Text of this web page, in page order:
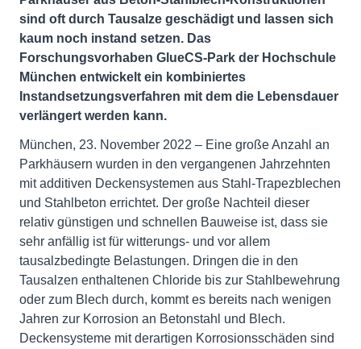
sind oft durch Tausalze geschädigt und lassen sich
kaum noch instand setzen. Das
Forschungsvorhaben GlueCS-Park der Hochschule
München entwickelt ein kombiniertes
Instandsetzungsverfahren mit dem die Lebensdauer
verlängert werden kann.
München, 23. November 2022 – Eine große Anzahl an
Parkhäusern wurden in den vergangenen Jahrzehnten
mit additiven Deckensystemen aus Stahl-Trapezblechen
und Stahlbeton errichtet. Der große Nachteil dieser
relativ günstigen und schnellen Bauweise ist, dass sie
sehr anfällig ist für witterungs- und vor allem
tausalzbedingte Belastungen. Dringen die in den
Tausalzen enthaltenen Chloride bis zur Stahlbewehrung
oder zum Blech durch, kommt es bereits nach wenigen
Jahren zur Korrosion an Betonstahl und Blech.
Deckensysteme mit derartigen Korrosionsschäden sind